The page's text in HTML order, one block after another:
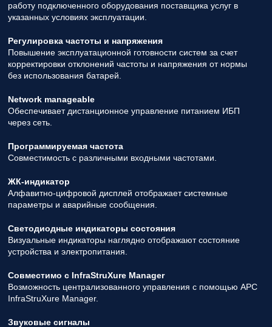
работу подключенного оборудования поставщика услуг в
указанных условиях эксплуатации.
Регулировка частоты и напряжения
Повышение эксплуатационной готовности систем за счет
корректировки отклонений частоты и напряжения от нормы
без использования батарей.
Network manageable
Обеспечивает дистанционное управление питанием ИБП
через сеть.
Программируемая частота
Совместимость с различными входными частотами.
ЖК-индикатор
Алфавитно-цифровой дисплей отображает системные
параметры и аварийные сообщения.
Светодиодные индикаторы состояния
Визуальные индикаторы наглядно отображают состояние
устройства и электропитания.
Совместимо с InfraStruXure Manager
Возможность централизованного управления с помощью APC
InfraStruXure Manager.
Звуковые сигналы